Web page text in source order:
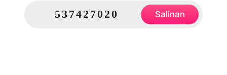
537427020 Salinan